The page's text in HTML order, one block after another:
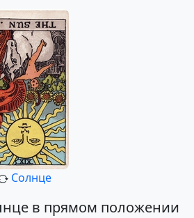
Солнце
в прямом положении